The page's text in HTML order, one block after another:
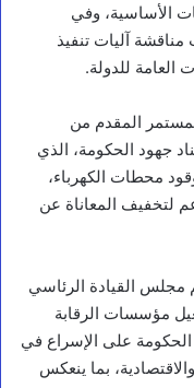
الأساسية، وفي
مناقشة آليات تنفيذ
العامة للدولة.
المقدم من
جهود الحكومة، الذي
لتأمين وقود محطات الكهرباء،
لتخفيف المعاناة عن
مجلس القيادة الرئاسي
مؤسسات الرقابة
الحكومة على الإسراع في
بما ينعكس